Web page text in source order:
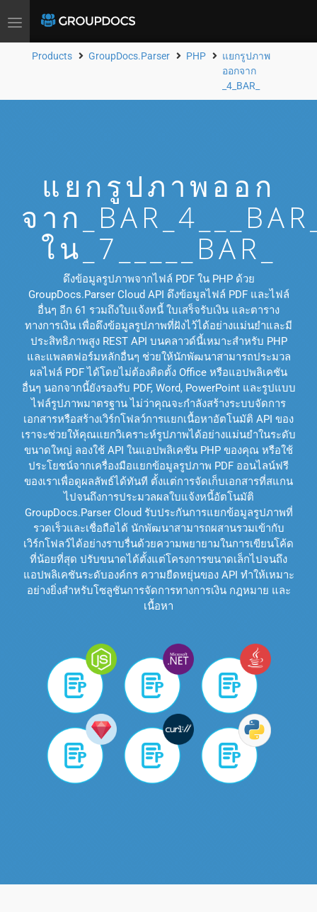
Toggle
Products
GroupDocs.Parser PHP
แยกรูปภาพ
ออกจาก
_4_BAR_
แยกรูปภาพออก
จาก
ใน_7_____BAR_
ดึงข้อมูลรูปภาพจากไฟล์ PDF ใน PHP ด้วย
GroupDocs.Parser Cloud API ดึงข้อมูลไฟล์ PDF และไฟล์
อื่นๆ อีก 61 รวมถึงใบแจ้งหนี้ ใบเสร็จรับเงิน และตาราง
ทางการเงิน เพื่อดึงข้อมูลรูปภาพที่ฝังไว้ได้อย่างแม่นยำและมี
ประสิทธิภาพสูง REST API บนคลาวด์นี้เหมาะสำหรับ PHP
และแพลตฟอร์มหลักอื่นๆ ช่วยให้นักพัฒนาสามารถประมวล
ผลไฟล์ PDF ได้โดยไม่ต้องติดตั้ง Office หรือแอปพลิเคชัน
อื่นๆ นอกจากนี้ยังรองรับ PDF, Word, PowerPoint และรูปแบบ
ไฟล์รูปภาพมาตรฐาน ไม่ว่าคุณจะกำลังสร้างระบบจัดการ
เอกสารหรือสร้างเวิร์กโฟลว์การแยกเนื้อหาอัตโนมัติ API ของ
เราจะช่วยให้คุณแยกวิเคราะห์รูปภาพได้อย่างแม่นยำในระดับ
ขนาดใหญ่ ลองใช้ API ในแอปพลิเคชัน PHP ของคุณ หรือใช้
ประโยชน์จากเครื่องมือแยกข้อมูลรูปภาพ PDF ออนไลน์ฟรี
ของเราเพื่อดูผลลัพธ์ได้ทันที ตั้งแต่การจัดเก็บเอกสารที่สแกน
ไปจนถึงการประมวลผลใบแจ้งหนี้อัตโนมัติ
GroupDocs.Parser Cloud รับประกันการแยกข้อมูลรูปภาพที่
รวดเร็วและเชื่อถือได้ นักพัฒนาสามารถผสานรวมเข้ากับ
เวิร์กโฟลว์ได้อย่างราบรื่นด้วยความพยายามในการเขียนโค้ด
ที่น้อยที่สุด ปรับขนาดได้ตั้งแต่โครงการขนาดเล็กไปจนถึง
แอปพลิเคชันระดับองค์กร ความยืดหยุ่นของ API ทำให้เหมาะ
อย่างยิ่งสำหรับโซลูชันการจัดการทางการเงิน กฎหมาย และ
เนื้อหา